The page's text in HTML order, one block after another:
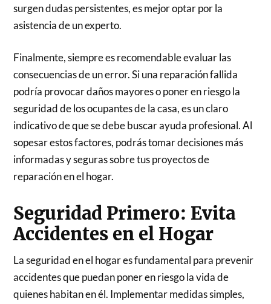
surgen dudas persistentes, es mejor optar por la
asistencia de un experto.
Finalmente, siempre es recomendable evaluar las
consecuencias de un error. Si una reparación fallida
podría provocar daños mayores o poner en riesgo la
seguridad de los ocupantes de la casa, es un claro
indicativo de que se debe buscar ayuda profesional. Al
sopesar estos factores, podrás tomar decisiones más
informadas y seguras sobre tus proyectos de
reparación en el hogar.
Seguridad Primero: Evita
Accidentes en el Hogar
La seguridad en el hogar es fundamental para prevenir
accidentes que puedan poner en riesgo la vida de
quienes habitan en él. Implementar medidas simples,